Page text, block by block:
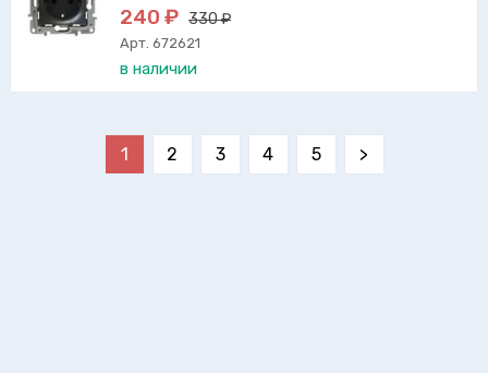
240 ₽ 330 ₽
Арт. 672621
в наличии
1 2 3 4 5 >